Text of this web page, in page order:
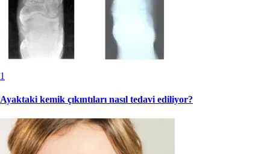
1
Ayaktaki kemik çıkıntıları nasıl tedavi ediliyor?